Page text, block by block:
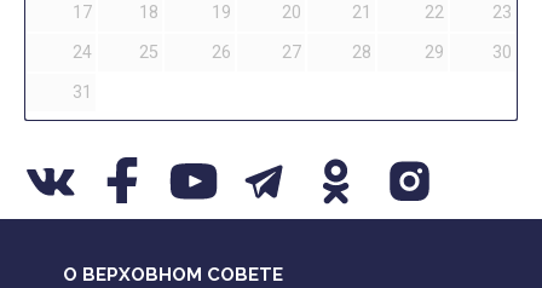
17
18 19 20 21 22
23
24
25 26 27 28 29
30
31
О ВЕРХОВНОМ СОВЕТЕ